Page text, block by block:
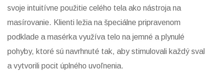
svoje intuitívne použitie celého tela ako nástroja na
masírovanie. Klienti ležia na špeciálne pripravenom
podklade a masérka využíva telo na jemné a plynulé
pohyby, ktoré sú navrhnuté tak, aby stimulovali každý sval
a vytvorili pocit úplného uvoľnenia.